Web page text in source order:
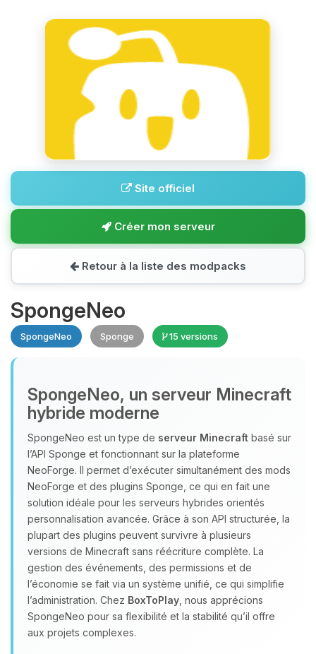
Site officiel
Créer mon serveur
Retour à la liste des modpacks
SpongeNeo
SpongeNeo Sponge 15 versions
SpongeNeo, un serveur Minecraft
hybride moderne
SpongeNeo est un type de serveur Minecraft basé sur
l’API Sponge et fonctionnant sur la plateforme
NeoForge. Il permet d’exécuter simultanément des mods
NeoForge et des plugins Sponge, ce qui en fait une
solution idéale pour les serveurs hybrides orientés
personnalisation avancée. Grâce à son API structurée, la
plupart des plugins peuvent survivre à plusieurs
versions de Minecraft sans réécriture complète. La
gestion des événements, des permissions et de
l’économie se fait via un système unifié, ce qui simplifie
l’administration. Chez BoxToPlay , nous apprécions
SpongeNeo pour sa flexibilité et la stabilité qu’il offre
aux projets complexes.
Youpi, enfin quelqu’un pour me
parler ! Moi c’est Choupy, ton petit
assistant BoxToPlay. Dis-moi ce dont
tu as besoin et je vais remuer mes
petits circuits pour t’aider.
06/08/2026 à 13:44